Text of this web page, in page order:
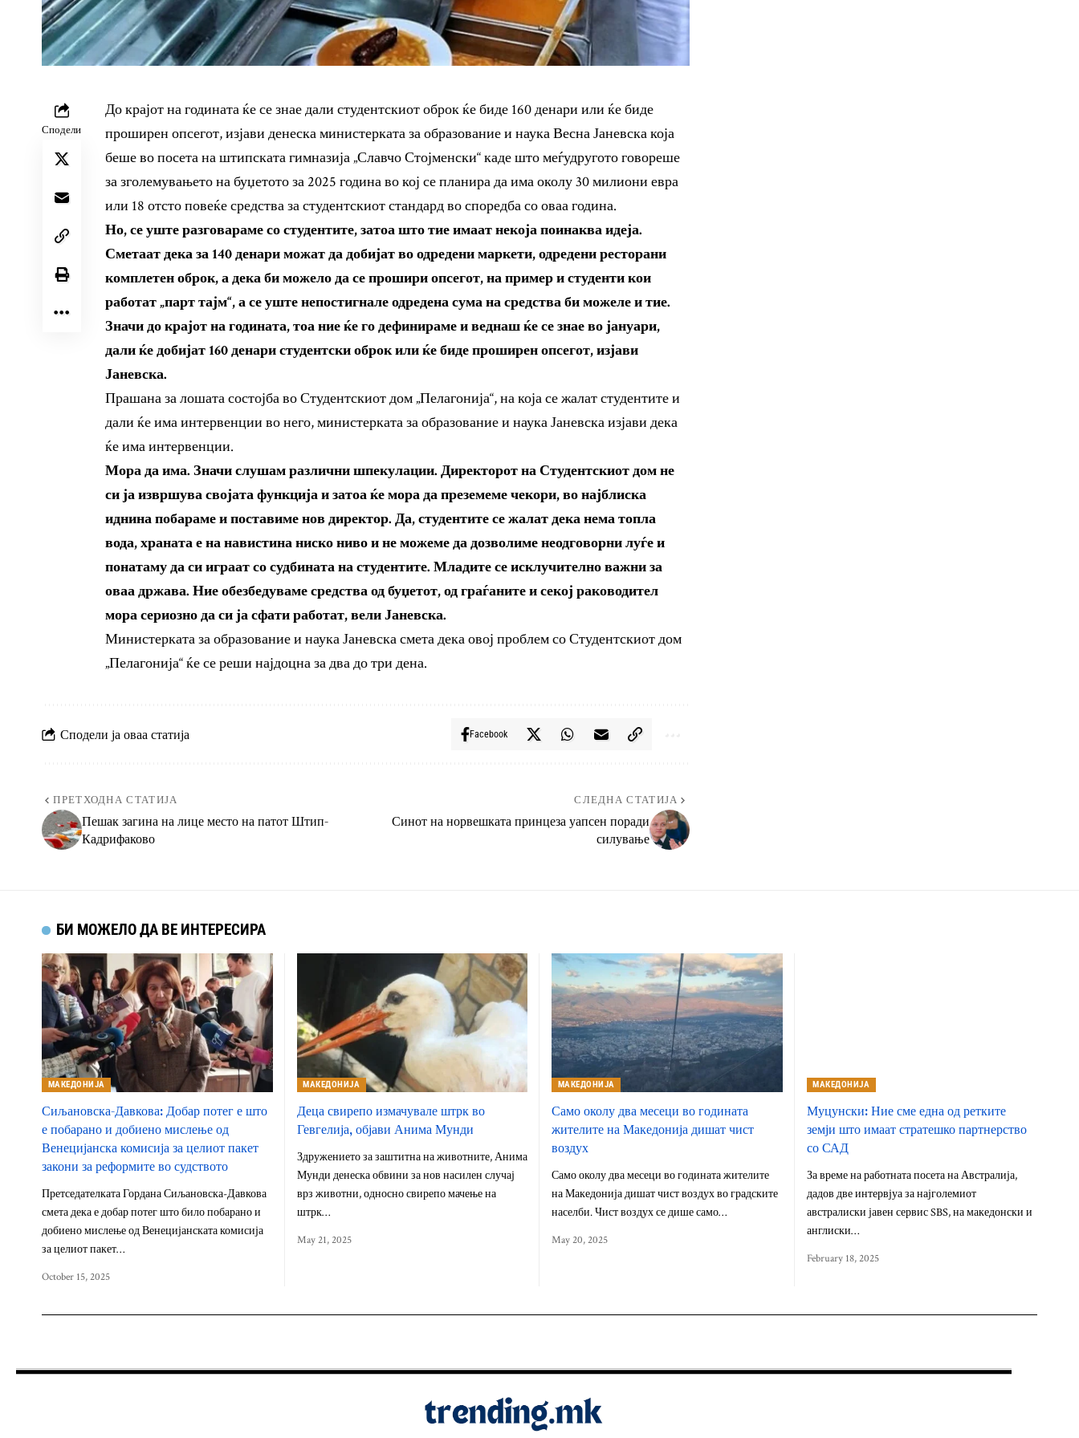
Сподели
До крајот на годината ќе се знае дали студентскиот оброк ќе биде 160 денари или ќе биде
проширен опсегот, изјави денеска министерката за образование и наука Весна Јаневска која
беше во посета на штипската гимназија „Славчо Стојменски“ каде што меѓудругото говореше
за зголемувањето на буџетото за 2025 година во кој се планира да има околу 30 милиони евра
или 18 отсто повеќе средства за студентскиот стандард во споредба со оваа година.
Но, се уште разговараме со студентите, затоа што тие имаат некоја поинаква идеја.
Сметаат дека за 140 денари можат да добијат во одредени маркети, одредени ресторани
комплетен оброк, а дека би можело да се прошири опсегот, на пример и студенти кои
работат „парт тајм“, а се уште непостигнале одредена сума на средства би можеле и тие.
Значи до крајот на годината, тоа ние ќе го дефинираме и веднаш ќе се знае во јануари,
дали ќе добијат 160 денари студентски оброк или ќе биде проширен опсегот, изјави
Јаневска.
Прашана за лошата состојба во Студентскиот дом „Пелагонија“, на која се жалат студентите и
дали ќе има интервенции во него, министерката за образование и наука Јаневска изјави дека
ќе има интервенции.
Мора да има. Значи слушам различни шпекулации. Директорот на Студентскиот дом не
си ја извршува својата функција и затоа ќе мора да преземеме чекори, во најблиска
иднина побараме и поставиме нов директор. Да, студентите се жалат дека нема топла
вода, храната е на навистина ниско ниво и не можеме да дозволиме неодговорни луѓе и
понатаму да си играат со судбината на студентите. Младите се исклучително важни за
оваа држава. Ние обезбедуваме средства од буџетот, од граѓаните и секој раководител
мора сериозно да си ја сфати работат, вели Јаневска.
Министерката за образование и наука Јаневска смета дека овој проблем со Студентскиот дом
„Пелагонија“ ќе се реши најдоцна за два до три дена.
Сподели ја оваа статија Facebook
ПРЕТХОДНА СТАТИЈА
Пешак загина на лице место на патот Штип-
Кадрифаково
СЛЕДНА СТАТИЈА
Синот на норвешката принцеза уапсен поради
силување
БИ МОЖЕЛО ДА ВЕ ИНТЕРЕСИРА
МАКЕДОНИЈА
Сиљановска-Давкова: Добар потег е што
е побарано и добиено мислење од
Венецијанска комисија за целиот пакет
закони за реформите во судството
Претседателката Гордана Сиљановска-Давкова
смета дека е добар потег што било побарано и
добиено мислење од Венецијанската комисија
за целиот пакет…
October 15, 2025
МАКЕДОНИЈА
Деца свирепо измачувале штрк во
Гевгелија, објави Анима Мунди
Здружението за заштитна на животните, Анима
Мунди денеска обвини за нов насилен случај
врз животни, односно свирепо мачење на
штрк…
May 21, 2025
МАКЕДОНИЈА
Само околу два месеци во годината
жителите на Македонија дишат чист
воздух
Само околу два месеци во годината жителите
на Македонија дишат чист воздух во градските
населби. Чист воздух се дише само…
May 20, 2025
МАКЕДОНИЈА
Муцунски: Ние сме една од ретките
земји што имаат стратешко партнерство
со САД
За време на работната посета на Австралија,
дадов две интервјуа за најголемиот
австралиски јавен сервис SBS, на македонски и
англиски…
February 18, 2025